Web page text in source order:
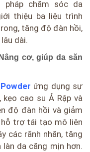
pháp chăm sóc da
thiệu ba liệu trình
tăng độ đàn hồi,
dài.
cơ, giúp da săn
ứng dụng sự
cao su Ả Rập và
độ đàn hồi và giảm
hỗ trợ tái tạo mô liên
các rãnh nhăn, tăng
da căng mịn hơn.